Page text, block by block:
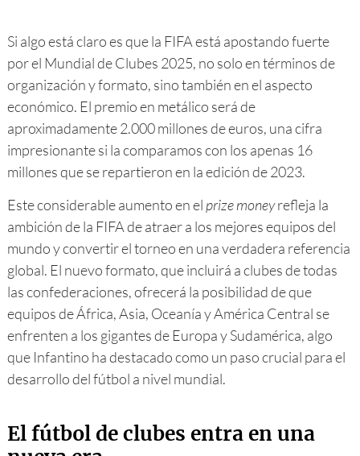
Si algo está claro es que la FIFA está apostando fuerte
por el Mundial de Clubes 2025, no solo en términos de
organización y formato, sino también en el aspecto
económico. El premio en metálico será de
aproximadamente 2.000 millones de euros, una cifra
impresionante si la comparamos con los apenas 16
millones que se repartieron en la edición de 2023.
Este considerable aumento en el prize moneyrefleja la
ambición de la FIFA de atraer a los mejores equipos del
mundo y convertir el torneo en una verdadera referencia
global. El nuevo formato, que incluirá a clubes de todas
las confederaciones, ofrecerá la posibilidad de que
equipos de África, Asia, Oceanía y América Central se
enfrenten a los gigantes de Europa y Sudamérica, algo
que Infantino ha destacado como un paso crucial para el
desarrollo del fútbol a nivel mundial.
El fútbol de clubes entra en una